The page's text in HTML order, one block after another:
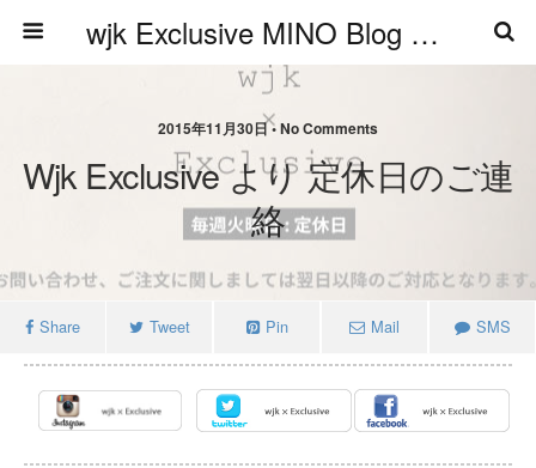
wjk Exclusive MINO Blog ブログ
2015年11月30日 • No Comments
Wjk Exclusive より 定休日のご連
絡
Share Tweet Pin Mail SMS